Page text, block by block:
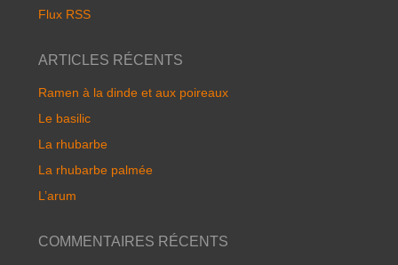
Flux RSS
ARTICLES RÉCENTS
Ramen à la dinde et aux poireaux
Le basilic
La rhubarbe
La rhubarbe palmée
L’arum
COMMENTAIRES RÉCENTS